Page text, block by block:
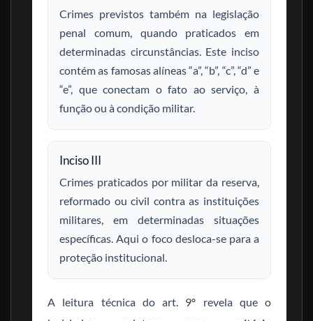
Crimes previstos também na legislação
penal comum, quando praticados em
determinadas circunstâncias. Este inciso
contém as famosas alíneas “a”, “b”, “c”, “d” e
“e”, que conectam o fato ao serviço, à
função ou à condição militar.
Inciso III
Crimes praticados por militar da reserva,
reformado ou civil contra as instituições
militares, em determinadas situações
específicas. Aqui o foco desloca-se para a
proteção institucional.
A leitura técnica do art. 9º revela que o